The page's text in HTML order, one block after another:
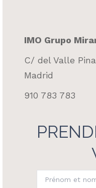
IMO Grupo
C/ del Valle
Madrid
910 783 783